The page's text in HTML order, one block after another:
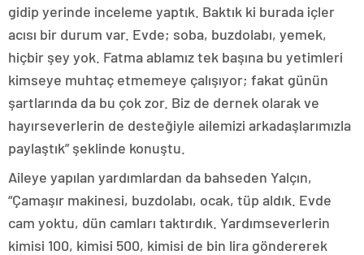
gidip yerinde inceleme yaptık. Baktık ki burada içler
acısı bir durum var. Evde; soba, buzdolabı, yemek,
hiçbir şey yok. Fatma ablamız tek başına bu yetimleri
kimseye muhtaç etmemeye çalışıyor; fakat günün
şartlarında da bu çok zor. Biz de dernek olarak ve
hayırseverlerin de desteğiyle ailemizi arkadaşlarımızla
paylaştık” şeklinde konuştu.
Aileye yapılan yardımlardan da bahseden Yalçın,
“Çamaşır makinesi, buzdolabı, ocak, tüp aldık. Evde
cam yoktu, dün camları taktırdık. Yardımseverlerin
kimisi 100, kimisi 500, kimisi de bin lira göndererek